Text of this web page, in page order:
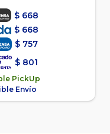
$ 668
$ 668
$ 757
$ 801
PickUp
Envío